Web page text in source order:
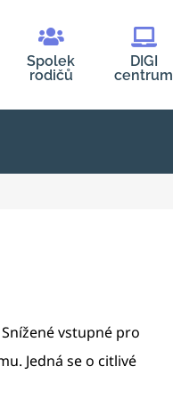
Spolek
rodičů
DIGI
centrum
vstupné pro
Jedná se o citlivé